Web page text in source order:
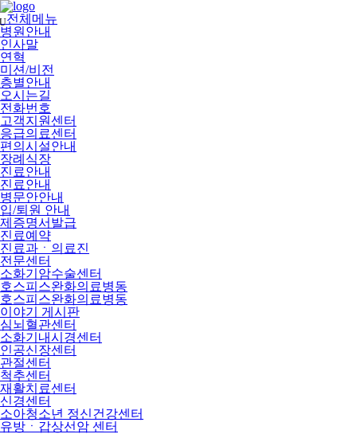
메
뉴
건
너
뛰
기
전체메뉴
병원안내
인사말
연혁
미션/비전
층별안내
오시는길
전화번호
고객지원센터
응급의료센터
편의시설안내
장례식장
진료안내
진료안내
병문안안내
입/퇴원 안내
제증명서발급
진료예약
진료과ㆍ의료진
전문센터
소화기암수술센터
호스피스완화의료병동
호스피스완화의료병동
이야기 게시판
심뇌혈관센터
소화기내시경센터
인공신장센터
관절센터
척추센터
재활치료센터
신경센터
소아청소년 정신건강센터
유방ㆍ갑상선암 센터